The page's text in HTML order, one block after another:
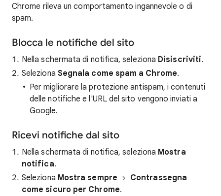
Chrome rileva un comportamento ingannevole o di
spam.
Blocca le notifiche del sito
Nella schermata di notifica, seleziona Disiscriviti.
Seleziona Segnala come spam a Chrome.
Per migliorare la protezione antispam, i contenuti
delle notifiche e l'URL del sito vengono inviati a
Google.
Ricevi notifiche dal sito
Nella schermata di notifica, seleziona Mostra
notifica.
Seleziona Mostra sempre
Contrassegna
come sicuro per Chrome.